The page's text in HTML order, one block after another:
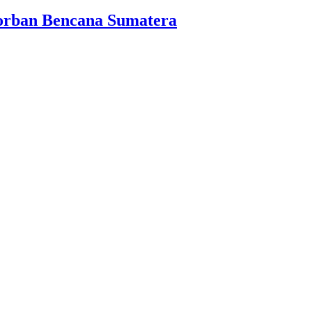
Bencana Sumatera